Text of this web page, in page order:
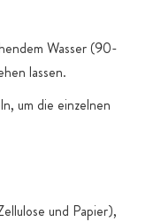
Wasser (90-
lassen.
um die einzelnen
und Papier),